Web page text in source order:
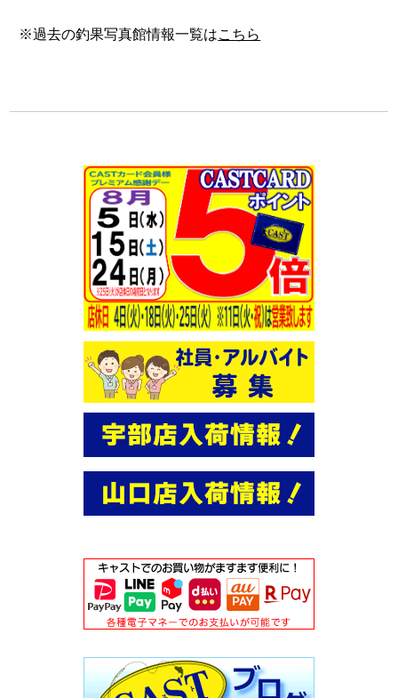
※過去の釣果写真館情報一覧はこちら